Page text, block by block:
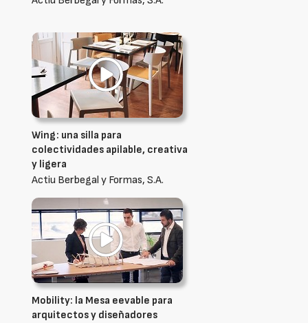
Wing: una silla para
colectividades apilable, creativa
y ligera
Actiu Berbegal y Formas, S.A.
Mobility: la Mesa eevable para
arquitectos y diseñadores